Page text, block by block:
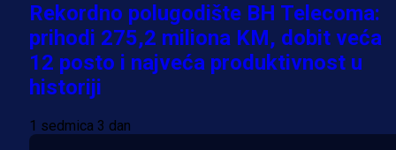
Rekordno polugodište BH Telecoma:
prihodi 275,2 miliona KM, dobit veća
12 posto i najveća produktivnost u
historiji
1 sedmica 3 dan